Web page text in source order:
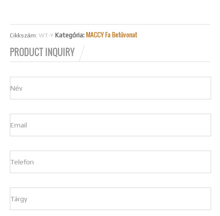
MENNYISÉG
Cikkszám: WT-Y Kategória: MACCY Fa Betűvonat
PRODUCT INQUIRY